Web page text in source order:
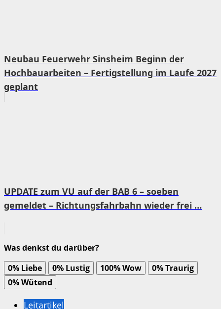
Neubau Feuerwehr Sinsheim Beginn der
Hochbauarbeiten – Fertigstellung im Laufe 2027
geplant
UPDATE zum VU auf der BAB 6 – soeben
gemeldet – Richtungsfahrbahn wieder frei …
Was denkst du darüber?
0% Liebe 0% Lustig 100%Wow 0%Traurig
0%Wütend
Leitartikel